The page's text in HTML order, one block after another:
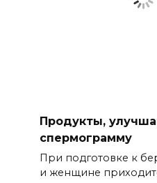
Продукты,
спермограмму
При подготовке к
и женщине